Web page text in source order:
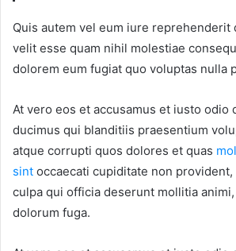
Quis autem vel eum iure reprehenderit
velit esse quam nihil molestiae
dolorem eum fugiat quo voluptas nulla
At vero eos et accusamus et iusto odio
ducimus qui blanditiis praesentium
atque corrupti quos dolores et quas
sint occaecati cupiditate non
culpa qui officia deserunt mollitia
dolorum fuga.